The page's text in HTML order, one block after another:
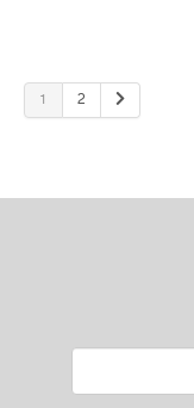
1 2